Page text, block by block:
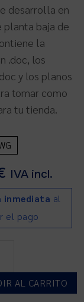
desarrolla en
planta baja de
la
.doc, los
y los planos
tomar como
tu tienda.
IVA incl.
inmediata al
el pago
AL CARRITO